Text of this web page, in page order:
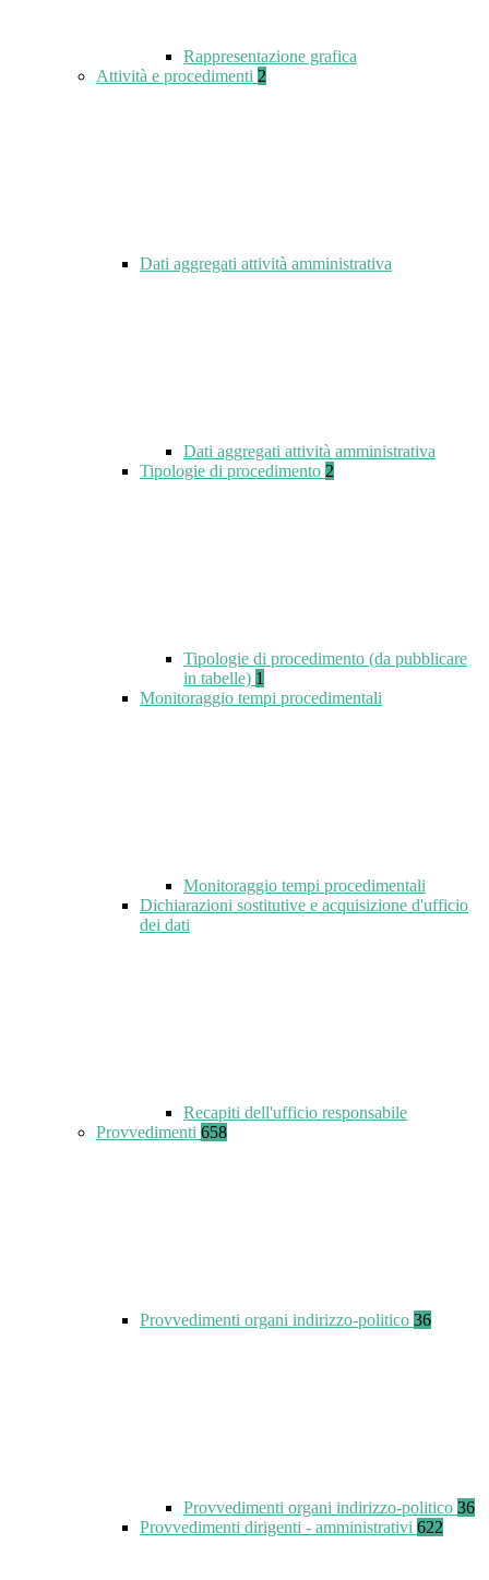
Rappresentazione grafica
Attività e procedimenti 2
Dati aggregati attività amministrativa
Dati aggregati attività amministrativa
Tipologie di procedimento 2
Tipologie di procedimento (da pubblicare
in tabelle) 1
Monitoraggio tempi procedimentali
Monitoraggio tempi procedimentali
Dichiarazioni sostitutive e acquisizione d'ufficio
dei dati
Recapiti dell'ufficio responsabile
Provvedimenti 658
Provvedimenti organi indirizzo-politico 36
Provvedimenti organi indirizzo-politico 36
Provvedimenti dirigenti - amministrativi 622